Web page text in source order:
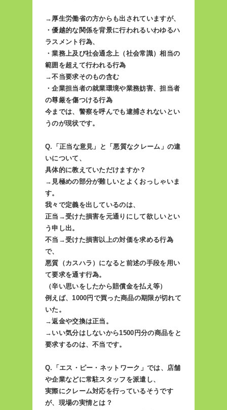
→厚生労働省の方からも出されていますが、
・優越的な関係を背景に行われるいわゆるハ
ラスメント行為、
・業務上及び社会通念上（社会常識）相当の
範囲を超えて行われる行為
→不当要求そのもの含む
・企業担当者の就業環境や業務妨害、担当者
の尊厳を傷つける行為
今までは、警察を呼んでも逮捕されないとい
うのが現状です。
Q.「正当な意見」と「悪質なクレーム」の違
いについて、
具体的に教えていただけますか？
→見極めの部分が難しいとよくおっしゃいま
す。
我々で定義を出しているのは、
正当→受けた損害を元通りにして欲しいとい
う申し出。
不当→受けた損害以上の対価を求める行為
で、
悪質（カスハラ）になると前述の手段を用い
て要求を通す行為。
（辛い思いをしたから賠償金を払え等）
例えば、1000円で買った商品の期限が切れて
いた。
→返金や交換は正当。
→いい気分はしないから1500円分の商品をと
要求するのは、不当です。
Q.「エス・ピー・ネットワーク」では、店舗
や企業などに常駐スタッフを派遣し、
実際にクレーム対応を行っているそうです
が、現場の実情とは？